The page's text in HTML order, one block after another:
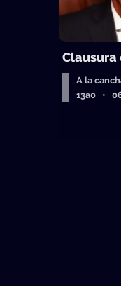
Clausura
A la
13a0 •